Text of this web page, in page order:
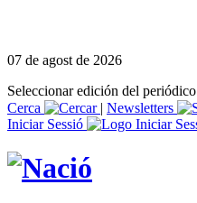
07 de agost de 2026
Seleccionar edición del periódico
Cerca
| Newsletters
Iniciar Sessió